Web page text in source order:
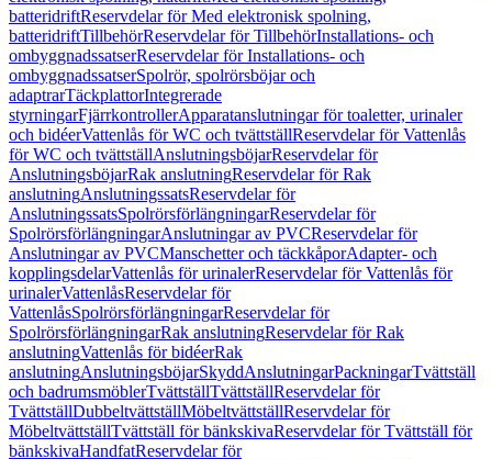
batteridriftReservdelar för Med elektronisk spolning,
batteridriftTillbehörReservdelar för TillbehörInstallations- och
ombyggnadssatserReservdelar för Installations- och
ombyggnadssatserSpolrör, spolrörsböjar och
adaptrarTäckplattorIntegrerade
styrningarFjärrkontrollerApparatanslutningar för toaletter, urinaler
och bidéerVattenlås för WC och tvättställReservdelar för Vattenlås
för WC och tvättställAnslutningsböjarReservdelar för
AnslutningsböjarRak anslutningReservdelar för Rak
anslutningAnslutningssatsReservdelar för
AnslutningssatsSpolrörsförlängningarReservdelar för
SpolrörsförlängningarAnslutningar av PVCReservdelar för
Anslutningar av PVCManschetter och täckkåporAdapter- och
kopplingsdelarVattenlås för urinalerReservdelar för Vattenlås för
urinalerVattenlåsReservdelar för
VattenlåsSpolrörsförlängningarReservdelar för
SpolrörsförlängningarRak anslutningReservdelar för Rak
anslutningVattenlås för bidéerRak
anslutningAnslutningsböjarSkyddAnslutningarPackningarTvättställ
och badrumsmöblerTvättställTvättställReservdelar för
TvättställDubbeltvättställMöbeltvättställReservdelar för
MöbeltvättställTvättställ för bänkskivaReservdelar för Tvättställ för
bänkskivaHandfatReservdelar för